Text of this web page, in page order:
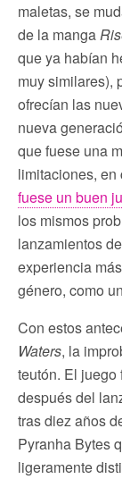
maletas, se
de la manga
que ya habían
muy similares),
ofrecían las
nueva
que fuese una
limitaciones,
fuese un buen
los mismos
lanzamientos
experiencia
género, como
Con estos
Waters, la
teutón. El
después del
tras diez años
Pyranha Bytes
ligeramente